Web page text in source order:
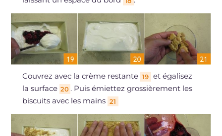
Couvrez avec la crème restante 19 et égalisez
la surface 20 . Puis émiettez grossièrement les
biscuits avec les mains 21